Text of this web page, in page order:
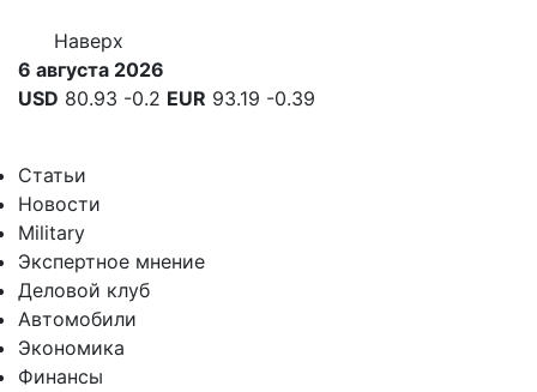
Наверх
6 августа 2026
USD 80.93 -0.2 EUR 93.19 -0.39
Статьи
Новости
Military
Экспертное мнение
Деловой клуб
Автомобили
Экономика
Финансы